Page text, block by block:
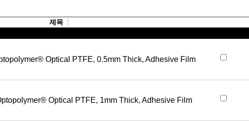
제목
Optical PTFE, 0.5mm Thick, Adhesive Film
Optical PTFE, 1mm Thick, Adhesive Film